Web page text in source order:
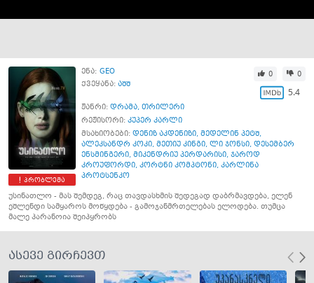
პრობლემა
ენა: GEO
ქვეყანა: აშშ
0 0
5.4
ჟანრი: დრამა, თრილერი
რეჟისორი: კუპერ კარლი
მსახიობები: დენიზ აკდენიზი, მედელინ პეტშ,
ალეკსანდრ კოკი, მეთიუ კინგი, ლი ჯონსი, დესემბერ
ენსმინგერი, მიკენდრიუ პერდარისი, ჯაროდ
კროუფორდი, კორტნი კომპტონი, კარლინა
პროტსენკო
უსინათლო - მას შემდეგ, რაც თავდასხმის შედეგად დაბრმავდება, ელენ
ეშლენდი სამყაროს მოწყდება - გამოჯანმრთელებას ელოდება. თუმცა
მალე პარანოია შეიპყრობს
ასევე გირჩევთ